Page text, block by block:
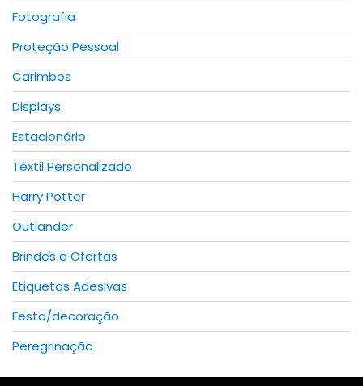
Fotografia
Proteção Pessoal
Carimbos
Displays
Estacionário
Têxtil Personalizado
Harry Potter
Outlander
Brindes e Ofertas
Etiquetas Adesivas
Festa/decoração
Peregrinação